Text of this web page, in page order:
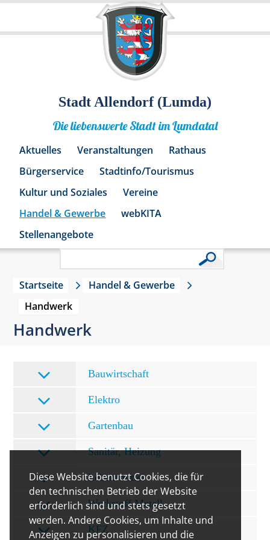
Diese Website benutzt Cookies, die für
den technischen Betrieb der Website
erforderlich sind und stets gesetzt
werden. Andere Cookies, um Inhalte und
Anzeigen zu personalisieren und die
Stadt Allendorf (Lumda)
Die liebenswerte Stadt im Lumdatal
Aktuelles Veranstaltungen
Rathaus
Bürgerservice
Stadtinfo/Tourismus
Kultur und Soziales
Vereine
Handel & Gewerbe
webKITA
Stellenangebote
Startseite
Handel & Gewerbe
Handwerk
Handwerk
Bauwirtschaft
Elektro
Gartenbau
Sanitär, Heizung
Lebensmittel
Werkstoff Metall
KFZ